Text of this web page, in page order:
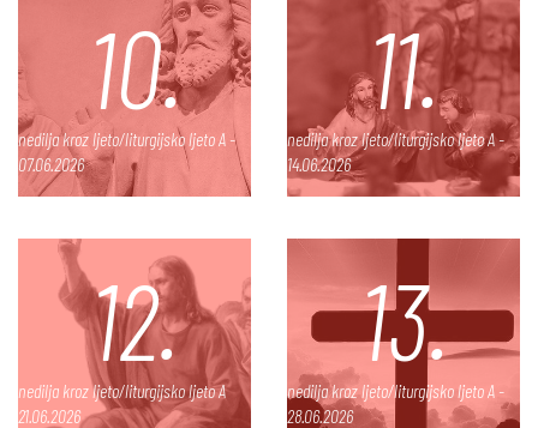
10.
nedilja kroz ljeto/liturgijsko ljeto A -
07.06.2026
11.
nedilja kroz ljeto/liturgijsko ljeto A -
14.06.2026
12.
nedilja kroz ljeto/liturgijsko ljeto A
21.06.2026
13.
nedilja kroz ljeto/liturgijsko ljeto A -
28.06.2026